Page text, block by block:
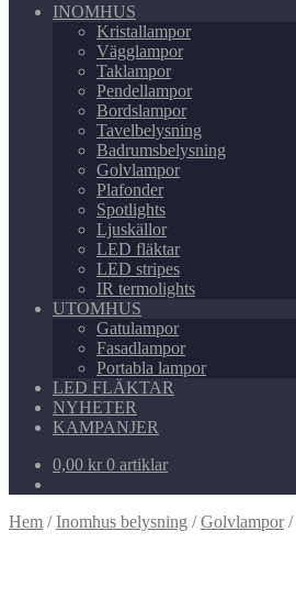
INOMHUS
Kristallampor
Vägglampor
Taklampor
Pendellampor
Bordslampor
Tavelbelysning
Badrumsbelysning
Golvlampor
Plafonder
Spotlights
Ljuskällor
LED fläktar
LED stripes
IR termolights
UTOMHUS
Gatulampor
Fasadlampor
Portabla lampor
LED FLÄKTAR
NYHETER
KAMPANJER
0,00 kr 0 artiklar
Hem /Inomhus belysning /Golvlampor/